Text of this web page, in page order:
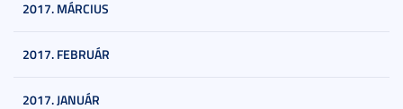
2017. MÁRCIUS
2017. FEBRUÁR
2017. JANUÁR